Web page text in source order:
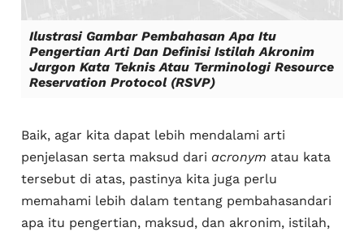
Ilustrasi Gambar Pembahasan Apa Itu
Pengertian Arti Dan Definisi Istilah Akronim
Jargon Kata Teknis Atau Terminologi Resource
Reservation Protocol (RSVP)
Baik, agar kita dapat lebih mendalami arti
penjelasan serta maksud dari acronym atau kata
tersebut di atas, pastinya kita juga perlu
memahami lebih dalam tentang pembahasandari
apa itu pengertian, maksud, dan akronim, istilah,